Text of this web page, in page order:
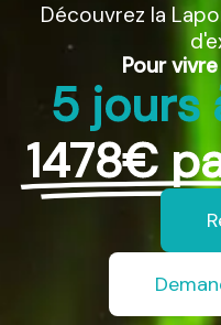
Découvrez la
Pour
5 jours
1478€